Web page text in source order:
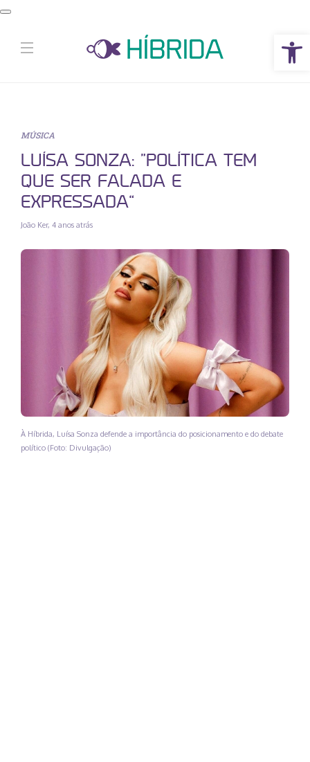
Abrir a barra de ferramentas
MÚSICA
LUÍSA SONZA: “POLÍTICA TEM
QUE SER FALADA E
EXPRESSADA”
João Ker, 4 anos atrás
À Híbrida, Luísa Sonza defende a importância do posicionamento e do debate
político (Foto: Divulgação)